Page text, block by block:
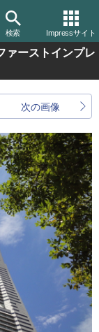
検索 Impressサイト
ァーストインプレ
次の画像